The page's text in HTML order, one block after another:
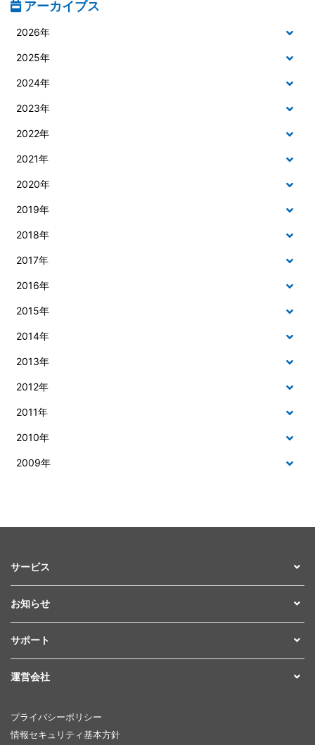
アーカイブス
2026年
2025年
2024年
2023年
2022年
2021年
2020年
2019年
2018年
2017年
2016年
2015年
2014年
2013年
2012年
2011年
2010年
2009年
サービス
お知らせ
サポート
運営会社
プライバシーポリシー
情報セキュリティ基本方針